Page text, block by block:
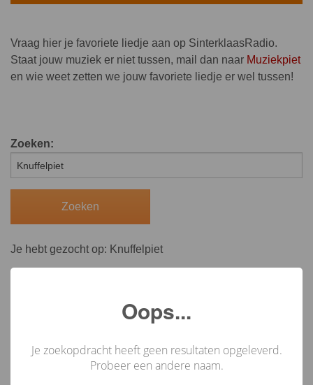
Vraag hier je favoriete liedje aan op SinterklaasRadio.
Staat jouw muziek er niet tussen, mail dan naar Muziekpiet
en wie weet zetten we jouw favoriete liedje er wel tussen!
Zoeken:
Je hebt gezocht op: Knuffelpiet
Oops...
Je zoekopdracht heeft geen resultaten opgeleverd.
Probeer een andere naam.